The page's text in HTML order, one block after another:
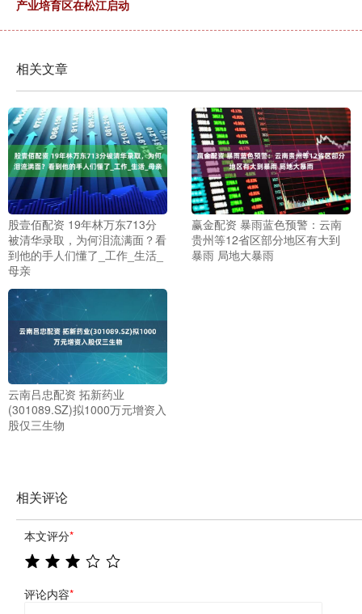
产业培育区在松江启动
相关文章
股壹佰配资 19年林万东713分
被清华录取，为何泪流满面？看
到他的手人们懂了_工作_生活_
母亲
赢金配资 暴雨蓝色预警：云南
贵州等12省区部分地区有大到
暴雨 局地大暴雨
云南吕忠配资 拓新药业
(301089.SZ)拟1000万元增资入
股仅三生物
相关评论
本文评分*
评论内容*